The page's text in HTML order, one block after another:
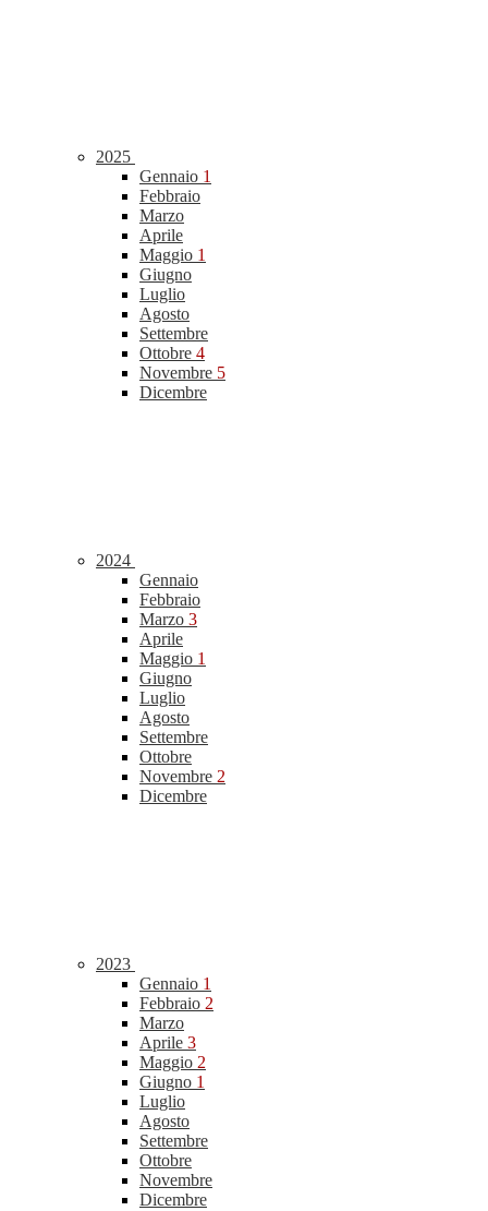
2025
Gennaio 1
Febbraio
Marzo
Aprile
Maggio 1
Giugno
Luglio
Agosto
Settembre
Ottobre 4
Novembre 5
Dicembre
2024
Gennaio
Febbraio
Marzo 3
Aprile
Maggio 1
Giugno
Luglio
Agosto
Settembre
Ottobre
Novembre 2
Dicembre
2023
Gennaio 1
Febbraio 2
Marzo
Aprile 3
Maggio 2
Giugno 1
Luglio
Agosto
Settembre
Ottobre
Novembre
Dicembre